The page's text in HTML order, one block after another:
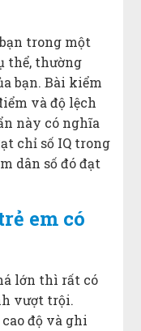
trong một
thể, thường
bạn. Bài kiểm
và độ lệch
này có nghĩa
chỉ số IQ trong
dân số đó đạt
em có
lớn thì rất có
vượt trội.
độ và ghi